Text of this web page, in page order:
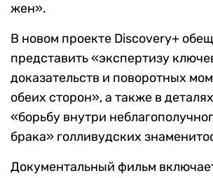
жен».
В новом проекте Discovery+
представить «экспертизу
доказательств и поворотных
обеих сторон», а также в
«борьбу внутри
брака» голливудских
Документальный фильм